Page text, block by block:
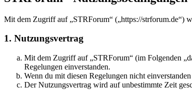
Mit dem Zugriff auf „STRForum“ („https://strforum.de“)
1. Nutzungsvertrag
Mit dem Zugriff auf „STRForum“ (im Folgenden
Regelungen einverstanden.
Wenn du mit diesen Regelungen nicht
Der Nutzungsvertrag wird auf unbestimmte Zeit